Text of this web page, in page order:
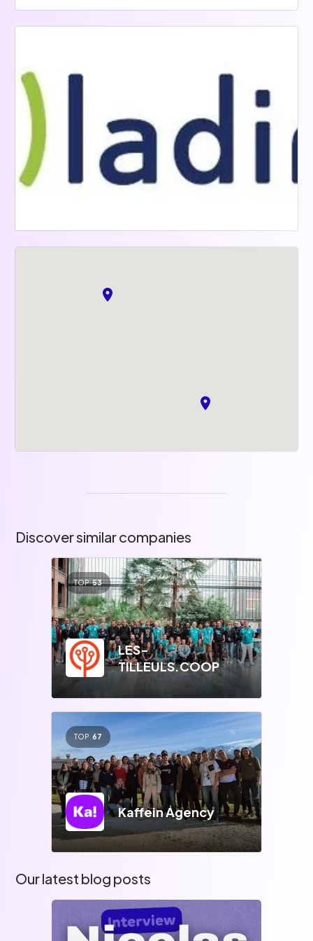
Discover similar companies
TOP 53
LES-
TILLEULS.COOP
TOP 67
Kaffein Agency
Our latest blog posts